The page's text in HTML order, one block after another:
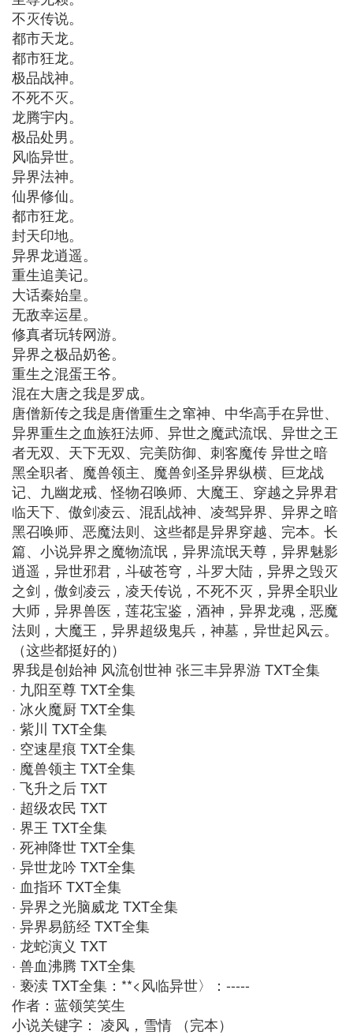
不灭传说。
都市天龙。
都市狂龙。
极品战神。
不死不灭。
龙腾宇内。
极品处男。
风临异世。
异界法神。
仙界修仙。
都市狂龙。
封天印地。
异界龙逍遥。
重生追美记。
大话秦始皇。
无敌幸运星。
修真者玩转网游。
异界之极品奶爸。
重生之混蛋王爷。
混在大唐之我是罗成。
唐僧新传之我是唐僧重生之窜神、中华高手在异世、
异界重生之血族狂法师、异世之魔武流氓、异世之王
者无双、天下无双、完美防御、刺客魔传 异世之暗
黑全职者、魔兽领主、魔兽剑圣异界纵横、巨龙战
记、九幽龙戒、怪物召唤师、大魔王、穿越之异界君
临天下、傲剑凌云、混乱战神、凌驾异界、异界之暗
黑召唤师、恶魔法则、这些都是异界穿越、完本。长
篇、小说异界之魔物流氓，异界流氓天尊，异界魅影
逍遥，异世邪君，斗破苍穹，斗罗大陆，异界之毁灭
之剑，傲剑凌云，凌天传说，不死不灭，异界全职业
大师，异界兽医，莲花宝鉴，酒神，异界龙魂，恶魔
法则，大魔王，异界超级鬼兵，神墓，异世起风云。
（这些都挺好的）
界我是创始神 风流创世神 张三丰异界游 TXT全集
· 九阳至尊 TXT全集
· 冰火魔厨 TXT全集
· 紫川 TXT全集
· 空速星痕 TXT全集
· 魔兽领主 TXT全集
· 飞升之后 TXT
· 超级农民 TXT
· 界王 TXT全集
· 死神降世 TXT全集
· 异世龙吟 TXT全集
· 血指环 TXT全集
· 异界之光脑威龙 TXT全集
· 异界易筋经 TXT全集
· 龙蛇演义 TXT
· 兽血沸腾 TXT全集
· 亵渎 TXT全集：**<风临异世〉：-----
作者：蓝领笑笑生
小说关键字： 凌风，雪情 （完本）